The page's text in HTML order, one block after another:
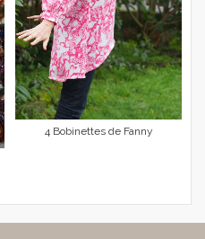
4 Bobinettes de Fanny